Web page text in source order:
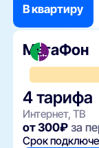
В квартиру
МегаФон
4 тарифа
Интернет, ТВ
от 300₽ за
Срок